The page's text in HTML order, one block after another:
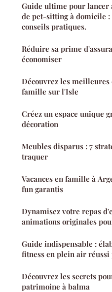
Guide ultime pour lancer
de pet-sitting à domicile
conseils pratiques.
Réduire sa prime
économiser
Découvrez les meilleures
famille sur l'Isle
Créez un espace unique
décoration
Meubles disparus : 7
traquer
Vacances en famille à
fun garantis
Dynamisez votre repas
animations originales
Guide indispensable :
fitness en plein air réussi
Découvrez les secrets
patrimoine à balma